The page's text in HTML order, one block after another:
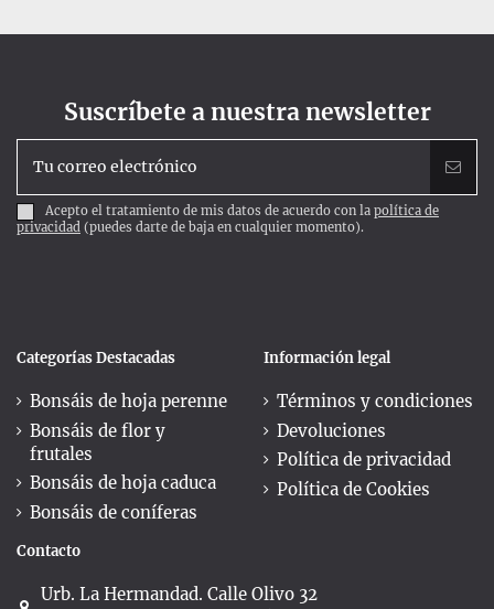
Suscríbete a nuestra newsletter
Acepto el tratamiento de mis datos de acuerdo con la política de
privacidad (puedes darte de baja en cualquier momento).
Categorías Destacadas
Bonsáis de hoja perenne
Bonsáis de flor y
frutales
Bonsáis de hoja caduca
Bonsáis de coníferas
Información legal
Términos y condiciones
Devoluciones
Política de privacidad
Política de Cookies
Contacto
Urb. La Hermandad. Calle Olivo 32